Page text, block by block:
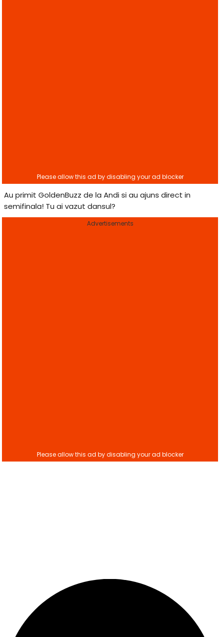
Au primit GoldenBuzz de la Andi si au ajuns direct in
semifinala! Tu ai vazut dansul?
Advertisements